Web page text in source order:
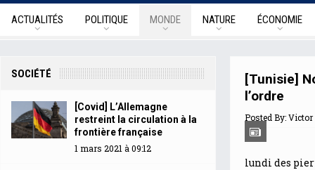
ACTUALITÉS POLITIQUE MONDE NATURE ÉCONOMIE
[Tunisie]
l’ordre
Posted By:Victor
lundi des
SOCIÉTÉ
[Covid] L’Allemagne
restreint la circulation à la
frontière française
1 mars 2021 à 09:12